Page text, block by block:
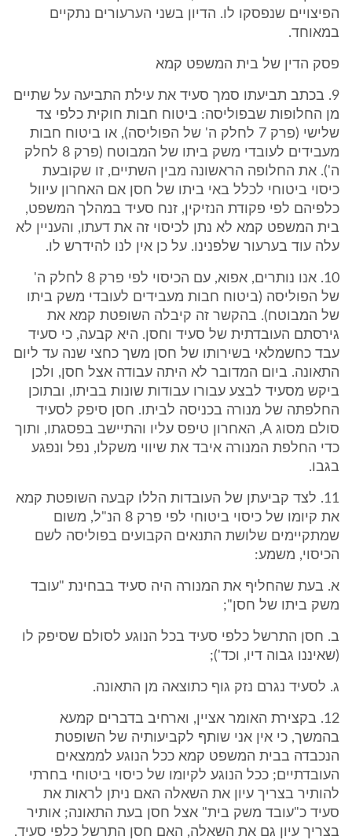
הפיצויים שנפסקו לו. הדיון בשני הערעורים נתקיים
במאוחד.
פסק הדין של בית המשפט קמא
9. בכתב תביעתו סמך סעיד את עילת התביעה על שתיים
מן החלופות שבפוליסה: ביטוח חבות חוקית כלפי צד
שלישי (פרק 7 לחלק ה' של הפוליסה), או ביטוח חבות
מעבידים לעובדי משק ביתו של המבוטח (פרק 8 לחלק
ה'). את החלופה הראשונה מבין השתיים, זו שקובעת
כיסוי ביטוחי לכלל באי ביתו של חסן אם האחרון עיוול
כלפיהם לפי פקודת הנזיקין, זנח סעיד במהלך המשפט,
בית המשפט קמא לא נתן לכיסוי זה את דעתו, והעניין לא
עלה עוד בערעור שלפנינו. על כן אין לנו להידרש לו.
10. אנו נותרים, אפוא, עם הכיסוי לפי פרק 8 לחלק ה'
של הפוליסה (ביטוח חבות מעבידים לעובדי משק ביתו
של המבוטח). בהקשר זה קיבלה השופטת קמא את
גירסתם העובדתית של סעיד וחסן. היא קבעה, כי סעיד
עבד כחשמלאי בשירותו של חסן משך כחצי שנה עד ליום
התאונה. ביום המדובר לא היתה עבודה אצל חסן, ולכן
ביקש מסעיד לבצע עבורו עבודות שונות בביתו, ובתוכן
החלפתה של מנורה בכניסה לביתו. חסן סיפק לסעיד
סולם מסוג A, האחרון טיפס עליו והתיישב בפסגתו, ותוך
כדי החלפת המנורה איבד את שיווי משקלו, נפל ונפגע
בגבו.
11. לצד קביעתן של העובדות הללו קבעה השופטת קמא
את קיומו של כיסוי ביטוחי לפי פרק 8 הנ"ל, משום
שמתקיימים שלושת התנאים הקבועים בפוליסה לשם
הכיסוי, משמע:
א. בעת שהחליף את המנורה היה סעיד בבחינת "עובד
משק ביתו של חסן";
ב. חסן התרשל כלפי סעיד בכל הנוגע לסולם שסיפק לו
(שאיננו גבוה דיו, וכד');
ג. לסעיד נגרם נזק גוף כתוצאה מן התאונה.
12. בקצירת האומר אציין, וארחיב בדברים קמעא
בהמשך, כי אין אני שותף לקביעותיה של השופטת
הנכבדה בבית המשפט קמא ככל הנוגע לממצאים
העובדתיים; ככל הנוגע לקיומו של כיסוי ביטוחי בחרתי
להותיר בצריך עיון את השאלה האם ניתן לראות את
סעיד כ"עובד משק בית" אצל חסן בעת התאונה; אותיר
בצריך עיון גם את השאלה, האם חסן התרשל כלפי סעיד.